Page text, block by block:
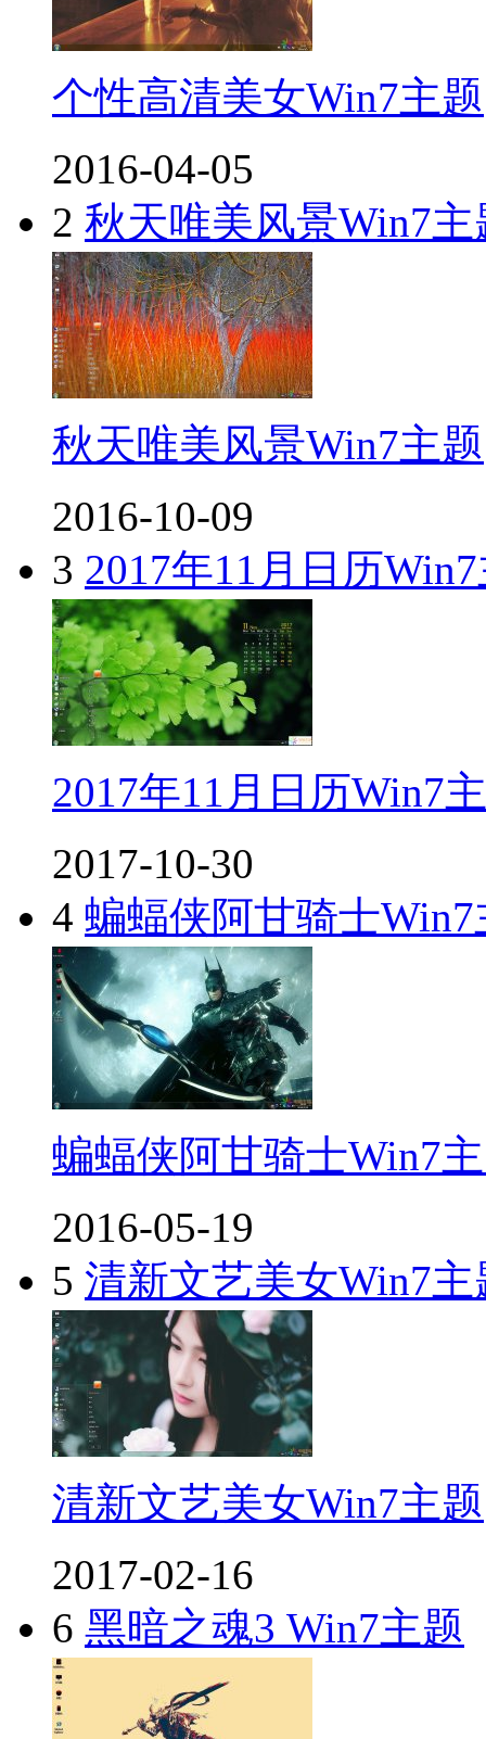
个性高清美女Win7主题
2016-04-05
2 秋天唯美风景Win7主
秋天唯美风景Win7主题
2016-10-09
3 2017年11月日历
2017年11月日历Win7
2017-10-30
4 蝙蝠侠阿甘骑士Win7
蝙蝠侠阿甘骑士Win7
2016-05-19
5 清新文艺美女Win7主
清新文艺美女Win7主题
2017-02-16
6 黑暗之魂3 Win7主题